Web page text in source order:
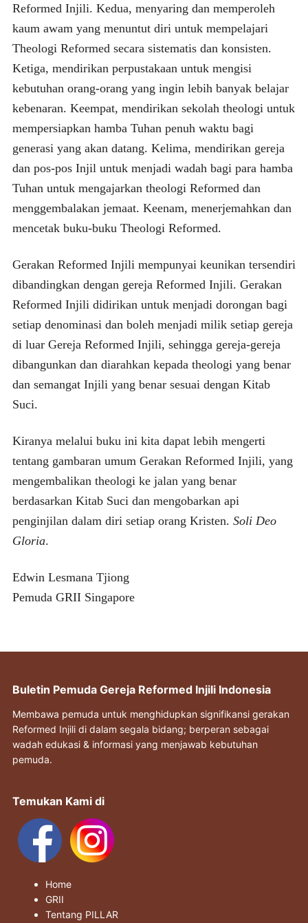
Reformed Injili. Kedua, menyaring dan memperoleh
kaum awam yang menuntut diri untuk mempelajari
Theologi Reformed secara sistematis dan konsisten.
Ketiga, mendirikan perpustakaan untuk mengisi
kebutuhan orang-orang yang ingin lebih banyak belajar
kebenaran. Keempat, mendirikan sekolah theologi untuk
mempersiapkan hamba Tuhan penuh waktu bagi
generasi yang akan datang. Kelima, mendirikan gereja
dan pos-pos Injil untuk menjadi wadah bagi para hamba
Tuhan untuk mengajarkan theologi Reformed dan
menggembalakan jemaat. Keenam, menerjemahkan dan
mencetak buku-buku Theologi Reformed.
Gerakan Reformed Injili mempunyai keunikan tersendiri
dibandingkan dengan gereja Reformed Injili. Gerakan
Reformed Injili didirikan untuk menjadi dorongan bagi
setiap denominasi dan boleh menjadi milik setiap gereja
di luar Gereja Reformed Injili, sehingga gereja-gereja
dibangunkan dan diarahkan kepada theologi yang benar
dan semangat Injili yang benar sesuai dengan Kitab
Suci.
Kiranya melalui buku ini kita dapat lebih mengerti
tentang gambaran umum Gerakan Reformed Injili, yang
mengembalikan theologi ke jalan yang benar
berdasarkan Kitab Suci dan mengobarkan api
penginjilan dalam diri setiap orang Kristen. Soli Deo
Gloria.
Edwin Lesmana Tjiong
Pemuda GRII Singapore
Buletin Pemuda Gereja Reformed Injili Indonesia
Membawa pemuda untuk menghidupkan signifikansi gerakan
Reformed Injili di dalam segala bidang; berperan sebagai
wadah edukasi & informasi yang menjawab kebutuhan
pemuda.
Temukan Kami di
Home
GRII
Tentang PILLAR